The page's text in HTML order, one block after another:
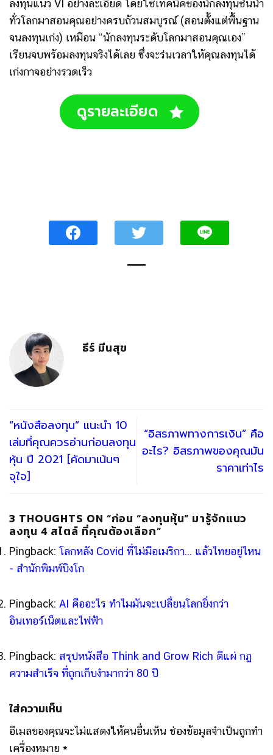
ลงทุนแนว VI อย่างละเอียด โดยใช้เทคนิคของนักลงทุนชั้นนำ
ทั่วโลกมาสอนคุณอย่างครบถ้วนสมบูรณ์ (สอนตัั้งแต่พื้นฐาน
จนลงทุนเก่ง) เหมือน “นักลงทุนระดับโลกมาสอนคุณเอง”
เรียนจบพร้อมลงทุนจริงได้เลย ซึ่งจะร่นเวลาให้คุณลงทุนได้
เก่งกาจอย่างรวดเร็ว
ดูรายละเอียด
ธีร์ มีนสุข
“หนังสือลงทุน” แนะนำ 10
เล่มที่คุณควรอ่านก่อนลงทุน
หุ้น ปี 2021 [คัดมาเน้นๆ
จุใจ]
“อิสรภาพทางการเงิน” คือ
อะไร? อิสรภาพของคุณมัน
ราคาเท่าไร
3 THOUGHTS ON “ก่อน “ลงทุนหุ้น” มารู้จักแนว
ลงทุน 4 สไตล์ ที่คุณต้องเลือก”
Pingback: โลกหลัง Covid ที่ไม่มีอเมริกา... แล้วไทยอยู่ไหน
- สำนักพิมพ์บิงโก
Pingback: AI คืออะไร ทำไมมันจะเปลี่ยนโลกยิ่งกว่า
อินเทอร์เน็ตและไฟฟ้า
Pingback: สรุปหนังสือ Think and Grow Rich ตีแผ่ กฏ
ความสำเร็จ ที่ถูกเก็บงำมากว่า 80 ปี
ใส่ความเห็น
อีเมลของคุณจะไม่แสดงให้คนอื่นเห็น ช่องข้อมูลจำเป็นถูกทำ
เครื่องหมาย *